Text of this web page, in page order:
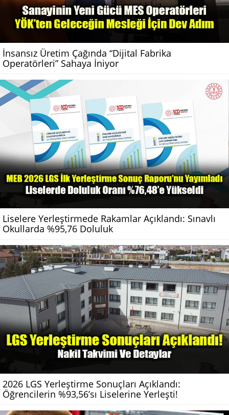
İnsansız Üretim Çağında “Dijital Fabrika
Operatörleri” Sahaya İniyor
Liselere Yerleştirmede Rakamlar Açıklandı: Sınavlı
Okullarda %95,76 Doluluk
2026 LGS Yerleştirme Sonuçları Açıklandı:
Öğrencilerin %93,56’sı Liselerine Yerleşti!